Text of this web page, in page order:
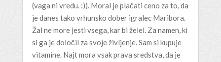
(vaga ni vredu. :)). Moral je plačati ceno za to, da
je danes tako vrhunsko dober igralec Maribora.
Žal ne more jesti vsega, kar bi želel. Za namen, ki
si ga je določil za svoje življenje. Sam si kupuje
vitamine. Najt mora vsak prava sredstva, da je